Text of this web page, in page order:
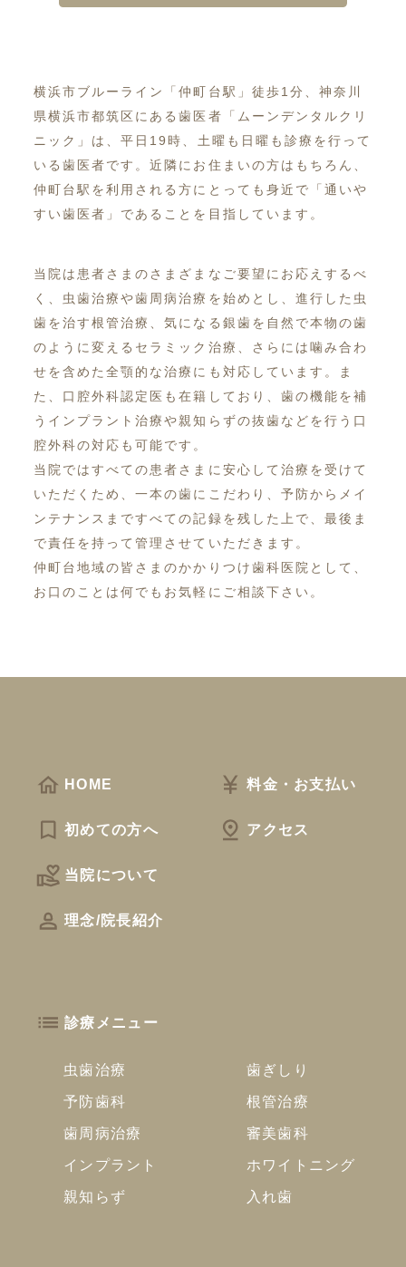
横浜市ブルーライン「仲町台駅」徒歩1分、神奈川
県横浜市都筑区にある歯医者「ムーンデンタルクリ
ニック」は、平日19時、土曜も日曜も診療を行って
いる歯医者です。近隣にお住まいの方はもちろん、
仲町台駅を利用される方にとっても身近で「通いや
すい歯医者」であることを目指しています。
当院は患者さまのさまざまなご要望にお応えするべ
く、虫歯治療や歯周病治療を始めとし、進行した虫
歯を治す根管治療、気になる銀歯を自然で本物の歯
のように変えるセラミック治療、さらには噛み合わ
せを含めた全顎的な治療にも対応しています。ま
た、口腔外科認定医も在籍しており、歯の機能を補
うインプラント治療や親知らずの抜歯などを行う口
腔外科の対応も可能です。
当院ではすべての患者さまに安心して治療を受けて
いただくため、一本の歯にこだわり、予防からメイ
ンテナンスまですべての記録を残した上で、最後ま
で責任を持って管理させていただきます。
仲町台地域の皆さまのかかりつけ歯科医院として、
お口のことは何でもお気軽にご相談下さい。
HOME
初めての方へ
当院について
理念/院長紹介
料金・お支払い
アクセス
診療メニュー
虫歯治療
歯ぎしり
予防歯科
根管治療
歯周病治療
審美歯科
インプラント
ホワイトニング
親知らず
入れ歯